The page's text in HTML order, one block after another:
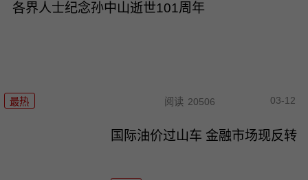
各界人士纪念孙中山逝世101周年
最热 阅读 20506 03-12
国际油价过山车 金融市场现反转